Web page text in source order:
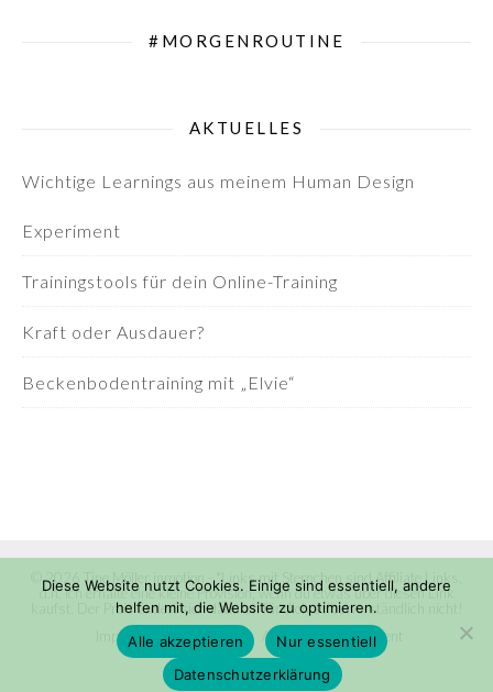
#MORGENROUTINE
AKTUELLES
Wichtige Learnings aus meinem Human Design
Experiment
Trainingstools für dein Online-Training
Kraft oder Ausdauer?
Beckenbodentraining mit „Elvie“
© 2026 Tine Möller inmotion - *Links mit Sternchen sind Affiliate Links,
d.h. ich erhalte eine kleine Provision, wenn du etwas über diesen Link
kaufst. Der Preis ändert sich dadurch für dich selbstverständlich nicht!
Impressum Datenschutz Accessibility statement
Diese Website nutzt Cookies. Einige sind essentiell, andere
helfen mit, die Website zu optimieren.
Alle akzeptieren
Nur essentiell
Datenschutzerklärung